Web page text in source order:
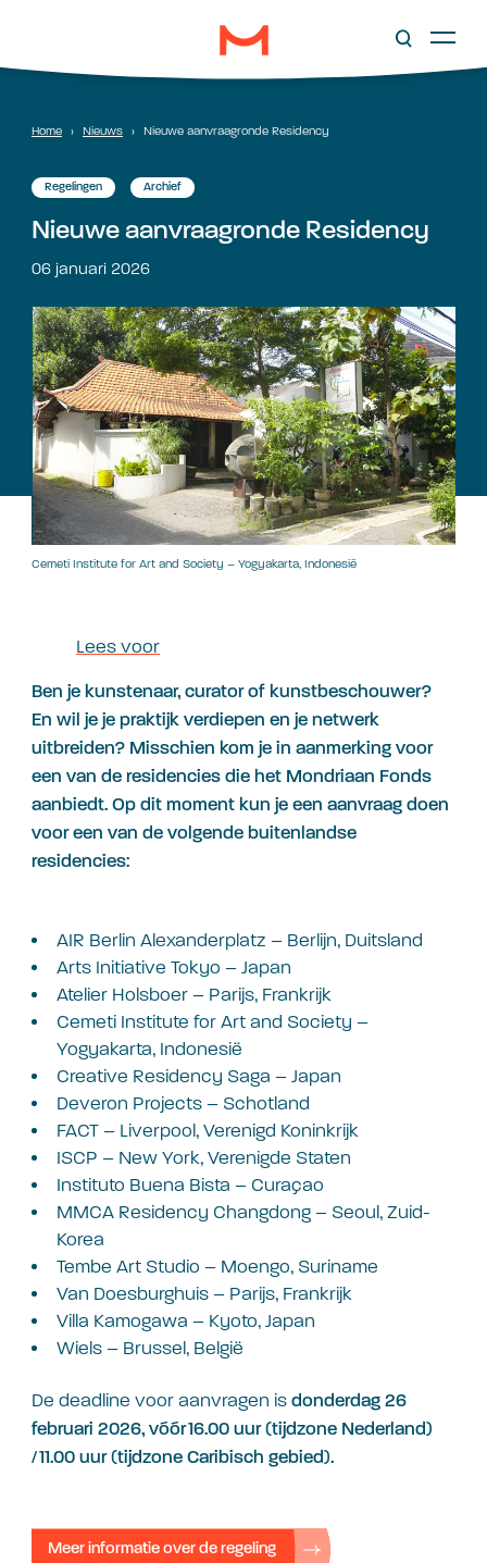
Home › Nieuws › Nieuwe aanvraagronde Residency
Regelingen Archief
Nieuwe aanvraagronde Residency
06 januari 2026
Cemeti Institute for Art and Society – Yogyakarta, Indonesië
Lees voor
Ben je kunstenaar, curator of kunstbeschouwer?
En wil je je praktijk verdiepen en je netwerk
uitbreiden? Misschien kom je in aanmerking voor
een van de residencies die het Mondriaan Fonds
aanbiedt. Op dit moment kun je een aanvraag doen
voor een van de volgende buitenlandse
residencies:
AIR Berlin Alexanderplatz – Berlijn, Duitsland
Arts Initiative Tokyo – Japan
Atelier Holsboer – Parijs, Frankrijk
Cemeti Institute for Art and Society –
Yogyakarta, Indonesië
Creative Residency Saga – Japan
Deveron Projects – Schotland
FACT – Liverpool, Verenigd Koninkrijk
ISCP – New York, Verenigde Staten
Instituto Buena Bista – Curaçao
MMCA Residency Changdong – Seoul, Zuid-
Korea
Tembe Art Studio – Moengo, Suriname
Van Doesburghuis – Parijs, Frankrijk
Villa Kamogawa – Kyoto, Japan
Wiels – Brussel, België
De deadline voor aanvragen is donderdag 26
februari 2026, vóór 16.00 uur (tijdzone Nederland)
/ 11.00 uur (tijdzone Caribisch gebied).
Meer informatie over de regeling